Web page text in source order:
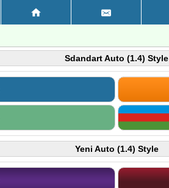
Sdandart Auto (1.4) Style
Yeni Auto (1.4) Style